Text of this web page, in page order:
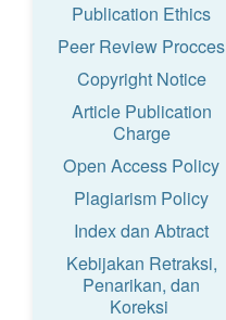
Publication Ethics
Peer Review Procces
Copyright Notice
Article Publication
Charge
Open Access Policy
Plagiarism Policy
Index dan Abtract
Kebijakan Retraksi,
Penarikan, dan
Koreksi